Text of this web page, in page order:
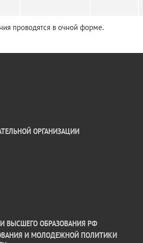
проводятся в очной форме.
ОРГАНИЗАЦИИ
ВЫСШЕГО ОБРАЗОВАНИЯ РФ
И МОЛОДЕЖНОЙ ПОЛИТИКИ